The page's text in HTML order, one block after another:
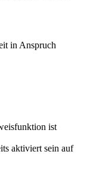
in Anspruch
ist
aktiviert sein auf